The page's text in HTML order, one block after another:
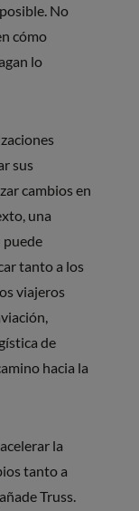
No
cómo
lo
sus
cambios en
una
puede
tanto a los
viajeros
de
hacia la
la
tanto a
Truss.